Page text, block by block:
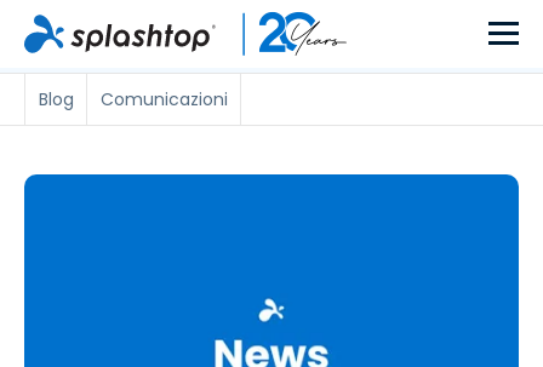
Blog Comunicazioni